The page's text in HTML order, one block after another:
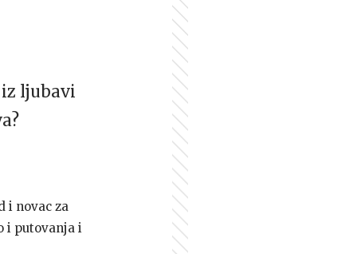
ljubavi
i novac za
i putovanja i